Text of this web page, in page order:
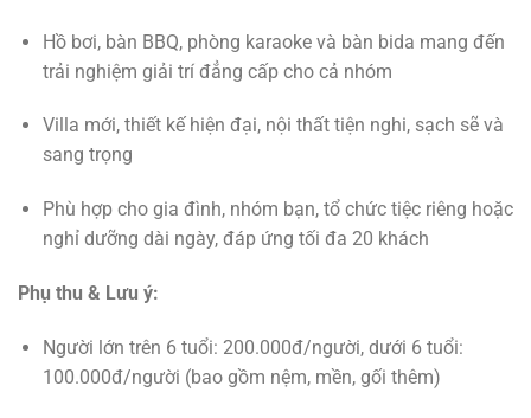
Hồ bơi, bàn BBQ, phòng karaoke và bàn bida mang đến
trải nghiệm giải trí đẳng cấp cho cả nhóm
Villa mới, thiết kế hiện đại, nội thất tiện nghi, sạch sẽ và
sang trọng
Phù hợp cho gia đình, nhóm bạn, tổ chức tiệc riêng hoặc
nghỉ dưỡng dài ngày, đáp ứng tối đa 20 khách
Phụ thu & Lưu ý:
Người lớn trên 6 tuổi: 200.000đ/người, dưới 6 tuổi:
100.000đ/người (bao gồm nệm, mền, gối thêm)